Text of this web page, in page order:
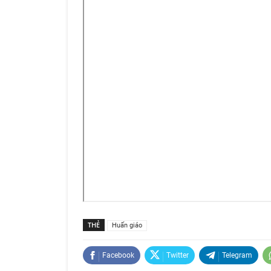
THẺ Huấn giáo
Facebook Twitter Telegram